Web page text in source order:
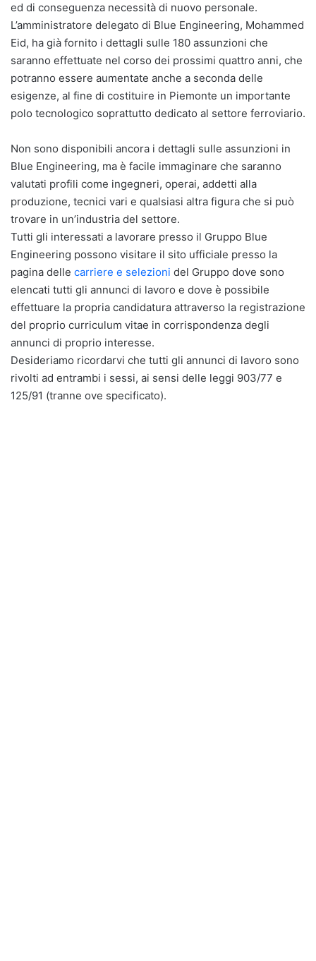
ed di conseguenza necessità di nuovo personale.
L’amministratore delegato di Blue Engineering, Mohammed
Eid, ha già fornito i dettagli sulle 180 assunzioni che
saranno effettuate nel corso dei prossimi quattro anni, che
potranno essere aumentate anche a seconda delle
esigenze, al fine di costituire in Piemonte un importante
polo tecnologico soprattutto dedicato al settore ferroviario.
Non sono disponibili ancora i dettagli sulle assunzioni in
Blue Engineering, ma è facile immaginare che saranno
valutati profili come ingegneri, operai, addetti alla
produzione, tecnici vari e qualsiasi altra figura che si può
trovare in un’industria del settore.
Tutti gli interessati a lavorare presso il Gruppo Blue
Engineering possono visitare il sito ufficiale presso la
pagina delle carriere e selezioni del Gruppo dove sono
elencati tutti gli annunci di lavoro e dove è possibile
effettuare la propria candidatura attraverso la registrazione
del proprio curriculum vitae in corrispondenza degli
annunci di proprio interesse.
Desideriamo ricordarvi che tutti gli annunci di lavoro sono
rivolti ad entrambi i sessi, ai sensi delle leggi 903/77 e
125/91 (tranne ove specificato).